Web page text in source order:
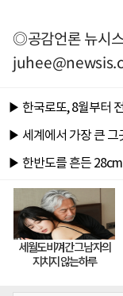
◎공감언론 뉴시